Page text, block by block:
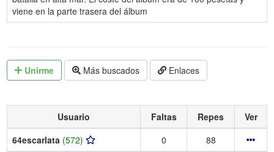
viene en la parte trasera del álbum
Unirme Más buscados Enlaces
Usuario Faltas Repes
Ver
64escarlata (572) 0 88